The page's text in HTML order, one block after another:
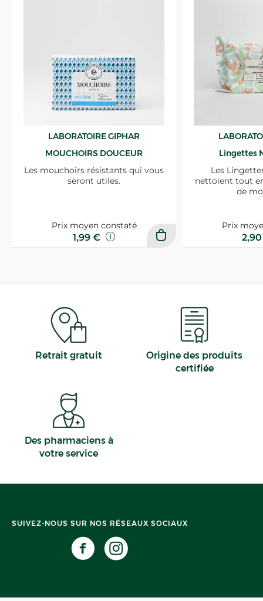
LABORATOIRE GIPHAR
MOUCHOIRS DOUCEUR
Les mouchoirs résistants qui vous
seront utiles.
Prix moyen constaté
1,99 €
Lingettes
Les
nettoient tout
de
Prix
Retrait gratuit
Origine des produits
certifiée
Des pharmaciens à
votre service
SUIVEZ-NOUS SUR NOS RÉSEAUX SOCIAUX